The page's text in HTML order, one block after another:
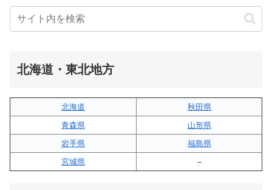
北海道・東北地方
北海道
秋田県
青森県
山形県
岩手県
福島県
宮城県
–